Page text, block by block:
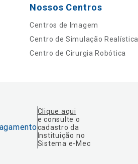
Nossos Centros
Centros de Imagem
Centro de Simulação Realística
Centro de Cirurgia Robótica
Clique aqui
e consulte o
cadastro da
Instituição no
Sistema e-Mec